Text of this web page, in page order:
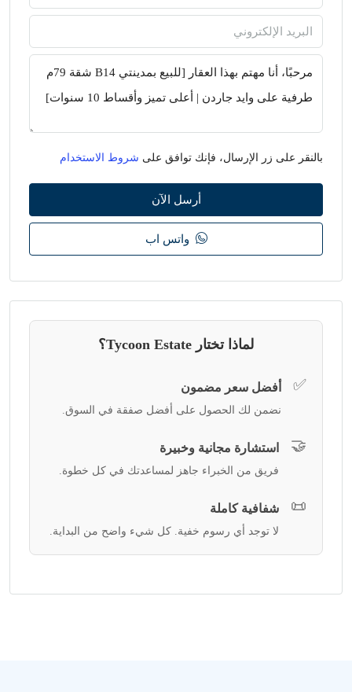
بالنقر على زر الإرسال، فإنك توافق على شروط الاستخدام
أرسل الآن
واتس اب
لماذا تختار Tycoon Estate؟
✅ أفضل سعر مضمون
نضمن لك الحصول على أفضل صفقة في السوق.
🤝 استشارة مجانية وخبيرة
فريق من الخبراء جاهز لمساعدتك في كل خطوة.
📜 شفافية كاملة
لا توجد أي رسوم خفية. كل شيء واضح من البداية.